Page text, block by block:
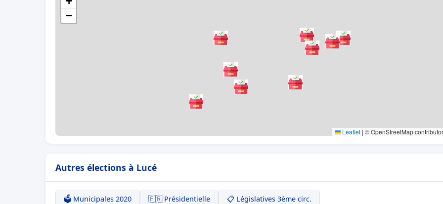
−
Leaflet | © OpenStreetMap
Autres élections à Lucé
🗳️ Municipales 2020 🇫🇷 Présidentielle 📋 Législatives 3ème circ.